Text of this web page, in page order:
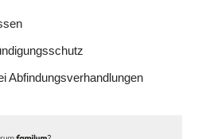
Abfindungsverhandlungen